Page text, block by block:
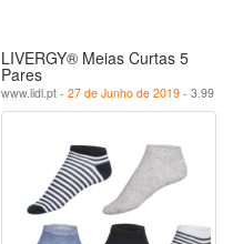
LIVERGY® Meias Curtas 5
Pares
www.lidl.pt - 27 de Junho de 2019 - 3.99